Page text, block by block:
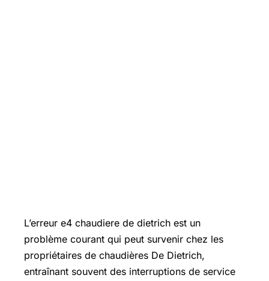
L’erreur e4 chaudiere de dietrich est un
problème courant qui peut survenir chez les
propriétaires de chaudières De Dietrich,
entraînant souvent des interruptions de service